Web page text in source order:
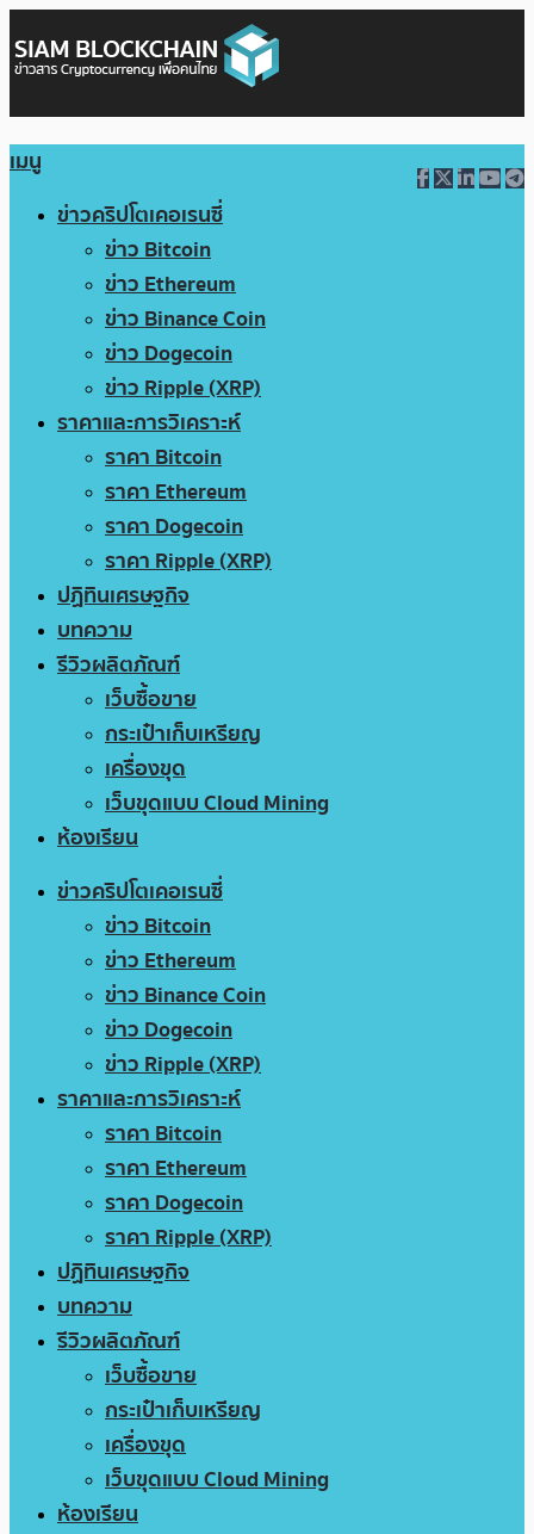
เมนู
ข่าวคริปโตเคอเรนซี่
ข่าว Bitcoin
ข่าว Ethereum
ข่าว Binance Coin
ข่าว Dogecoin
ข่าว Ripple (XRP)
ราคาและการวิเคราะห์
ราคา Bitcoin
ราคา Ethereum
ราคา Dogecoin
ราคา Ripple (XRP)
ปฏิทินเศรษฐกิจ
บทความ
รีวิวผลิตภัณฑ์
เว็บซื้อขาย
กระเป๋าเก็บเหรียญ
เครื่องขุด
เว็บขุดแบบ Cloud Mining
ห้องเรียน
ข่าวคริปโตเคอเรนซี่
ข่าว Bitcoin
ข่าว Ethereum
ข่าว Binance Coin
ข่าว Dogecoin
ข่าว Ripple (XRP)
ราคาและการวิเคราะห์
ราคา Bitcoin
ราคา Ethereum
ราคา Dogecoin
ราคา Ripple (XRP)
ปฏิทินเศรษฐกิจ
บทความ
รีวิวผลิตภัณฑ์
เว็บซื้อขาย
กระเป๋าเก็บเหรียญ
เครื่องขุด
เว็บขุดแบบ Cloud Mining
ห้องเรียน